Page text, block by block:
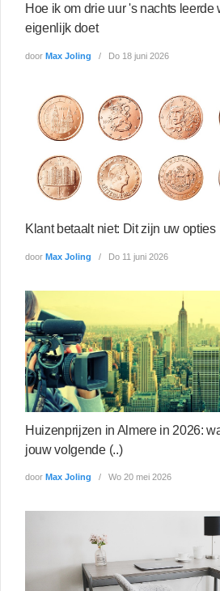
Hoe ik om drie uur 's nachts leerde
eigenlijk doet
door Max Joling Do 18 juni 2026
Klant betaalt niet: Dit zijn uw opties
door Max Joling Do 11 juni 2026
Huizenprijzen in Almere in 2026:
jouw volgende (..)
door Max Joling Wo 20 mei 2026